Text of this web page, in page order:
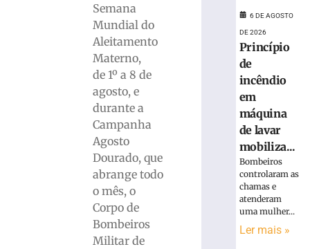
Semana
Mundial do
Aleitamento
Materno,
de 1º a 8 de
agosto, e
durante a
Campanha
Agosto
Dourado, que
abrange todo
o mês, o
Corpo de
Bombeiros
Militar de
diagnóstico
agosto
mais
Casos
sarampo
sobem
para
6 DE AGOSTO
DE 2026
Princípio
de
incêndio
em
máquina
de lavar
mobiliza...
Bombeiros
controlaram as
chamas e
atenderam
uma mulher...
Ler mais »